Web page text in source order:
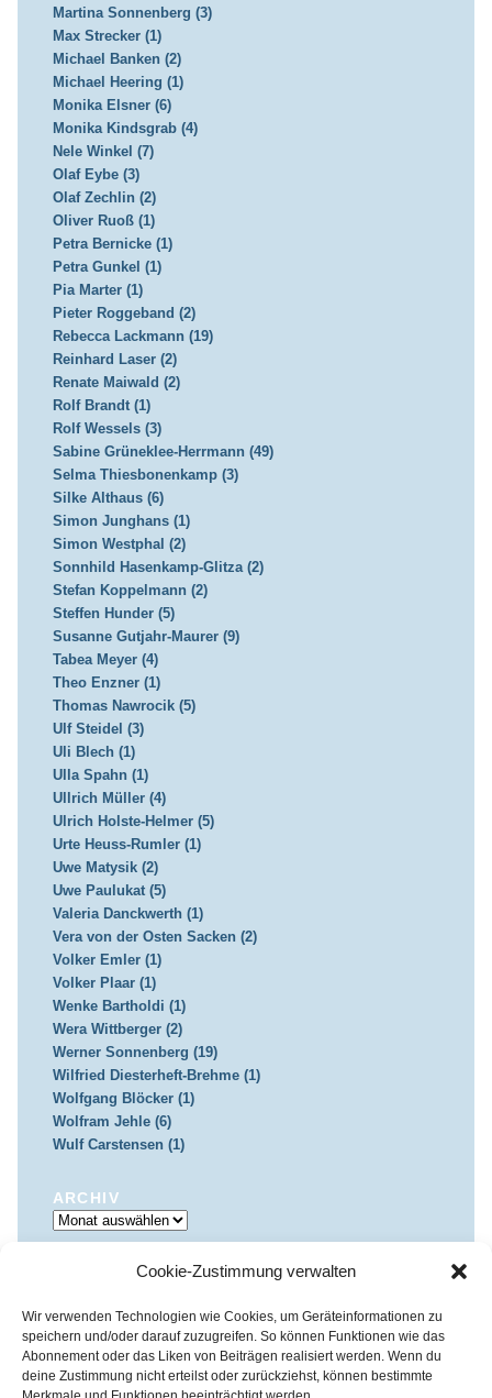
Cookie-Zustimmung verwalten
Wir verwenden Technologien wie Cookies, um Geräteinformationen zu
speichern und/oder darauf zuzugreifen. So können Funktionen wie das
Abonnement oder das Liken von Beiträgen realisiert werden. Wenn du
deine Zustimmung nicht erteilst oder zurückziehst, können bestimmte
Martina Sonnenberg (3)
Max Strecker (1)
Michael Banken (2)
Michael Heering (1)
Monika Elsner (6)
Monika Kindsgrab (4)
Nele Winkel (7)
Olaf Eybe (3)
Olaf Zechlin (2)
Oliver Ruoß (1)
Petra Bernicke (1)
Petra Gunkel (1)
Pia Marter (1)
Pieter Roggeband (2)
Rebecca Lackmann (19)
Reinhard Laser (2)
Renate Maiwald (2)
Rolf Brandt (1)
Rolf Wessels (3)
Sabine Grüneklee-Herrmann (49)
Selma Thiesbonenkamp (3)
Silke Althaus (6)
Simon Junghans (1)
Simon Westphal (2)
Sonnhild Hasenkamp-Glitza (2)
Stefan Koppelmann (2)
Steffen Hunder (5)
Susanne Gutjahr-Maurer (9)
Tabea Meyer (4)
Theo Enzner (1)
Thomas Nawrocik (5)
Ulf Steidel (3)
Uli Blech (1)
Ulla Spahn (1)
Ullrich Müller (4)
Ulrich Holste-Helmer (5)
Urte Heuss-Rumler (1)
Uwe Matysik (2)
Uwe Paulukat (5)
Valeria Danckwerth (1)
Vera von der Osten Sacken (2)
Volker Emler (1)
Volker Plaar (1)
Wenke Bartholdi (1)
Wera Wittberger (2)
Werner Sonnenberg (19)
Wilfried Diesterheft-Brehme (1)
Wolfgang Blöcker (1)
Wolfram Jehle (6)
Wulf Carstensen (1)
ARCHIV
Archiv
IMPRESSUM & DATENSCHUTZ
Datenschutz